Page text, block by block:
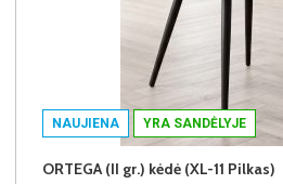
NAUJIENA YRA SANDĖLYJE
ORTEGA (II gr.) kėdė (XL-11 Pilkas)